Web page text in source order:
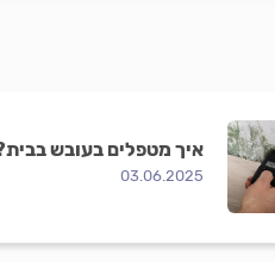
איך מטפלים בעובש
03.06.2025